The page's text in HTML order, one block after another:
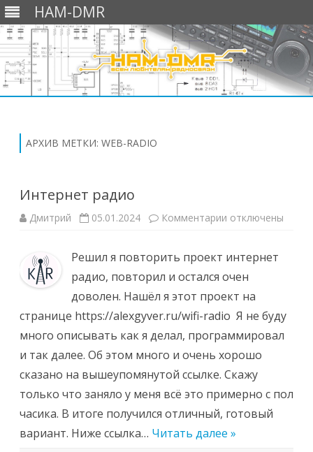
HAM-DMR
АРХИВ МЕТКИ: WEB-RADIO
Интернет радио
Дмитрий 05.01.2024 Комментарии котключены
Решил я повторить проект интернет
радио, повторил и остался очен
доволен. Нашёл я этот проект на
странице https://alexgyver.ru/wifi-radio Я не буду
много описывать как я делал, программировал
и так далее. Об этом много и очень хорошо
сказано на вышеупомянутой ссылке. Скажу
только что заняло у меня всё это примерно с пол
часика. В итоге получился отличный, готовый
вариант. Ниже ссылка… Читать далее »